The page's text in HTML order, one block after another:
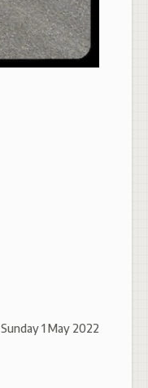
Sunday 1 May 2022